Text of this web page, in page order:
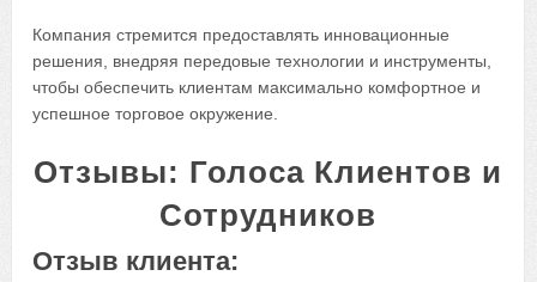
Компания стремится предоставлять инновационные
решения, внедряя передовые технологии и инструменты,
чтобы обеспечить клиентам максимально комфортное и
успешное торговое окружение.
Отзывы: Голоса Клиентов и
Сотрудников
Отзыв клиента: